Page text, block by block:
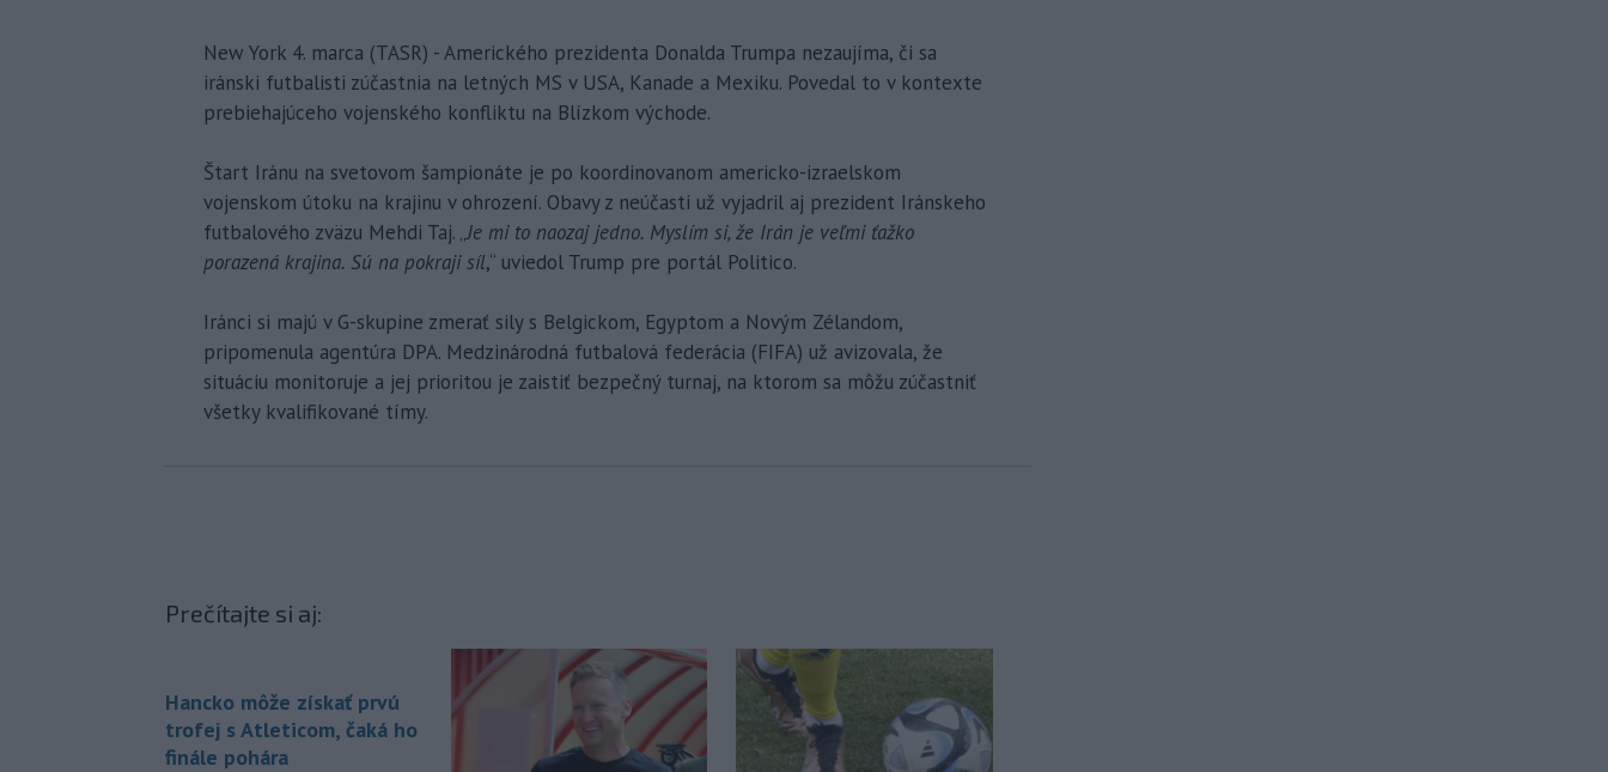
New York 4. marca (TASR) - Amerického prezidenta Donalda Trumpa nezaujíma, či sa
iránski futbalisti zúčastnia na letných MS v USA, Kanade a Mexiku. Povedal to v kontexte
prebiehajúceho vojenského konfliktu na Blízkom východe.
Štart Iránu na svetovom šampionáte je po koordinovanom americko-izraelskom
vojenskom útoku na krajinu v ohrození. Obavy z neúčasti už vyjadril aj prezident Iránskeho
futbalového zväzu Mehdi Taj. „Je mi to naozaj jedno. Myslím si, že Irán je veľmi ťažko
porazená krajina. Sú na pokraji síl,“ uviedol Trump pre portál Politico.
Iránci si majú v G-skupine zmerať sily s Belgickom, Egyptom a Novým Zélandom,
pripomenula agentúra DPA. Medzinárodná futbalová federácia (FIFA) už avizovala, že
situáciu monitoruje a jej prioritou je zaistiť bezpečný turnaj, na ktorom sa môžu zúčastniť
všetky kvalifikované tímy.
Prečítajte si aj:
Hancko môže získať prvú
trofej s Atleticom, čaká ho
finále pohára